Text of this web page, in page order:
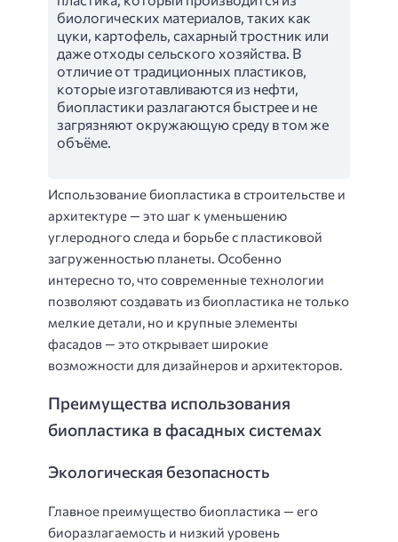
биологических материалов, таких как
цуки, картофель, сахарный тростник или
даже отходы сельского хозяйства. В
отличие от традиционных пластиков,
которые изготавливаются из нефти,
биопластики разлагаются быстрее и не
загрязняют окружающую среду в том же
объёме.
Использование биопластика в строительстве и
архитектуре — это шаг к уменьшению
углеродного следа и борьбе с пластиковой
загруженностью планеты. Особенно
интересно то, что современные технологии
позволяют создавать из биопластика не только
мелкие детали, но и крупные элементы
фасадов — это открывает широкие
возможности для дизайнеров и архитекторов.
Преимущества использования
биопластика в фасадных системах
Экологическая безопасность
Главное преимущество биопластика — его
биоразлагаемость и низкий уровень